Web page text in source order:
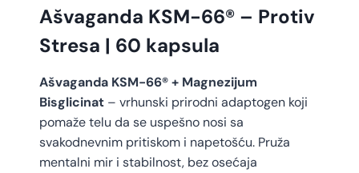
Ašvaganda KSM-66® – Protiv
Stresa | 60 kapsula
Ašvaganda KSM-66® + Magnezijum
Bisglicinat – vrhunski prirodni adaptogen koji
pomaže telu da se uspešno nosi sa
svakodnevnim pritiskom i napetošću. Pruža
mentalni mir i stabilnost, bez osećaja